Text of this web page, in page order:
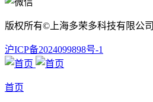
版权所有©上海多荣多科技有限公司
沪ICP备2024099898号-1
首页